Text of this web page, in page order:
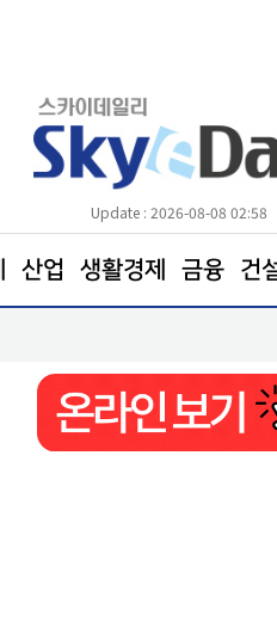
Update : 2026-08-08 02:58
산업 생활경제 금융 건